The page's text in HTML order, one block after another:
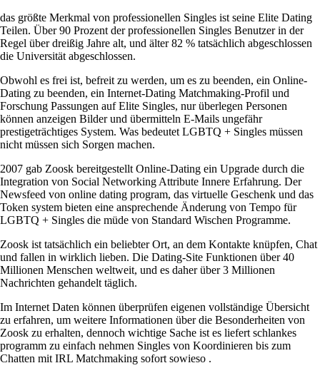
das größte Merkmal von professionellen Singles ist seine Elite Dating
Teilen. Über 90 Prozent der professionellen Singles Benutzer in der
Regel über dreißig Jahre alt, und älter 82 % tatsächlich abgeschlossen
die Universität abgeschlossen.
Obwohl es frei ist, befreit zu werden, um es zu beenden, ein Online-
Dating zu beenden, ein Internet-Dating Matchmaking-Profil und
Forschung Passungen auf Elite Singles, nur überlegen Personen
können anzeigen Bilder und übermitteln E-Mails ungefähr
prestigeträchtiges System. Was bedeutet LGBTQ + Singles müssen
nicht müssen sich Sorgen machen.
2007 gab Zoosk bereitgestellt Online-Dating ein Upgrade durch die
Integration von Social Networking Attribute Innere Erfahrung. Der
Newsfeed von online dating program, das virtuelle Geschenk und das
Token system bieten eine ansprechende Änderung von Tempo für
LGBTQ + Singles die müde von Standard Wischen Programme.
Zoosk ist tatsächlich ein beliebter Ort, an dem Kontakte knüpfen, Chat
und fallen in wirklich lieben. Die Dating-Site Funktionen über 40
Millionen Menschen weltweit, und es daher über 3 Millionen
Nachrichten gehandelt täglich.
Im Internet Daten können überprüfen eigenen vollständige Übersicht
zu erfahren, um weitere Informationen über die Besonderheiten von
Zoosk zu erhalten, dennoch wichtige Sache ist es liefert schlankes
programm zu einfach nehmen Singles von Koordinieren bis zum
Chatten mit IRL Matchmaking sofort sowieso .